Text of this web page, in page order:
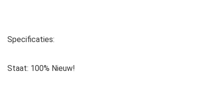
Specificaties:
Staat: 100% Nieuw!